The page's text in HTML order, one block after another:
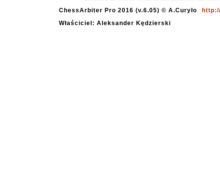
ChessArbiter Pro 2016 (v.6.05) © A.Curyło
Właściciel: Aleksander Kędzierski